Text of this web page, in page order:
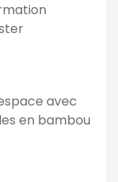
avec
en bambou